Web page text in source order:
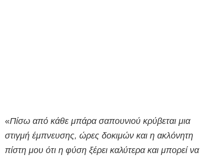
«Πίσω από κάθε μπάρα σαπουνιού κρύβεται μια
στιγμή έμπνευσης, ώρες δοκιμών και η ακλόνητη
πίστη μου ότι η φύση ξέρει καλύτερα και μπορεί να